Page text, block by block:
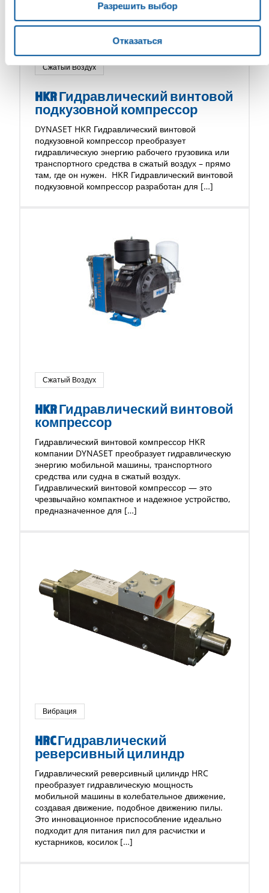
Разрешить выбор
Отказаться
Сжатый Воздух
HKR Гидравлический винтовой
подкузовной компрессор
DYNASET HKR Гидравлический винтовой
подкузовной компрессор преобразует
гидравлическую энергию рабочего грузовика или
транспортного средства в сжатый воздух – прямо
там, где он нужен. HKR Гидравлический винтовой
подкузовной компрессор разработан для […]
Сжатый Воздух
HKR Гидравлический винтовой
компрессор
Гидравлический винтовой компрессор HKR
компании DYNASET преобразует гидравлическую
энергию мобильной машины, транспортного
средства или судна в сжатый воздух.
Гидравлический винтовой компрессор — это
чрезвычайно компактное и надежное устройство,
предназначенное для […]
Вибрация
HRC Гидравлический
реверсивный цилиндр
Гидравлический реверсивный цилиндр HRC
преобразует гидравлическую мощность
мобильной машины в колебательное движение,
создавая движение, подобное движению пилы.
Это инновационное приспособление идеально
подходит для питания пил для расчистки и
кустарников, косилок […]